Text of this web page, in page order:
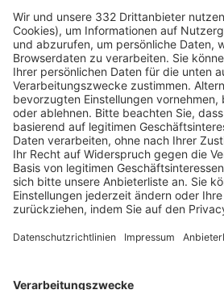
HÄUFIG BESUCHTE SEITEN
Pässe und Vereinswechsel
Trainerausbildung
Schulungsangebot Vereinsmitarbeiter
BFV-Geschäftsstellen
Trainerbörse
Login SpielPlus
FOLGE DEM BFV